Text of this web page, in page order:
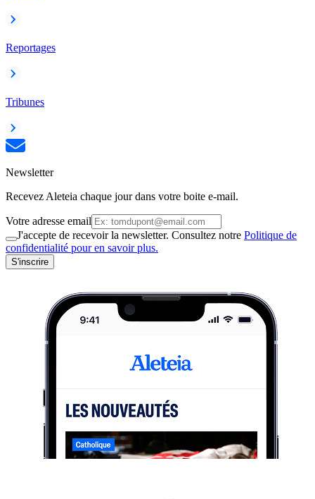
Reportages
Tribunes
Newsletter
Recevez Aleteia chaque jour dans votre boite e-mail.
Votre adresse email
J'accepte de recevoir la newsletter. Consultez notre Politique de
confidentialité pour en savoir plus.
S'inscrire